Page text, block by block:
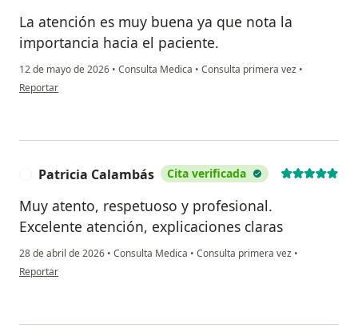
La atención es muy buena ya que nota la
importancia hacia el paciente.
12 de mayo de 2026 • Consulta Medica • Consulta primera vez •
en opinión del usuario Jenny
Reportar
Patricia Calambás Cita verificada
Muy atento, respetuoso y profesional.
Excelente atención, explicaciones claras
28 de abril de 2026 • Consulta Medica • Consulta primera vez •
en opinión del usuario Patricia Calambás
Reportar